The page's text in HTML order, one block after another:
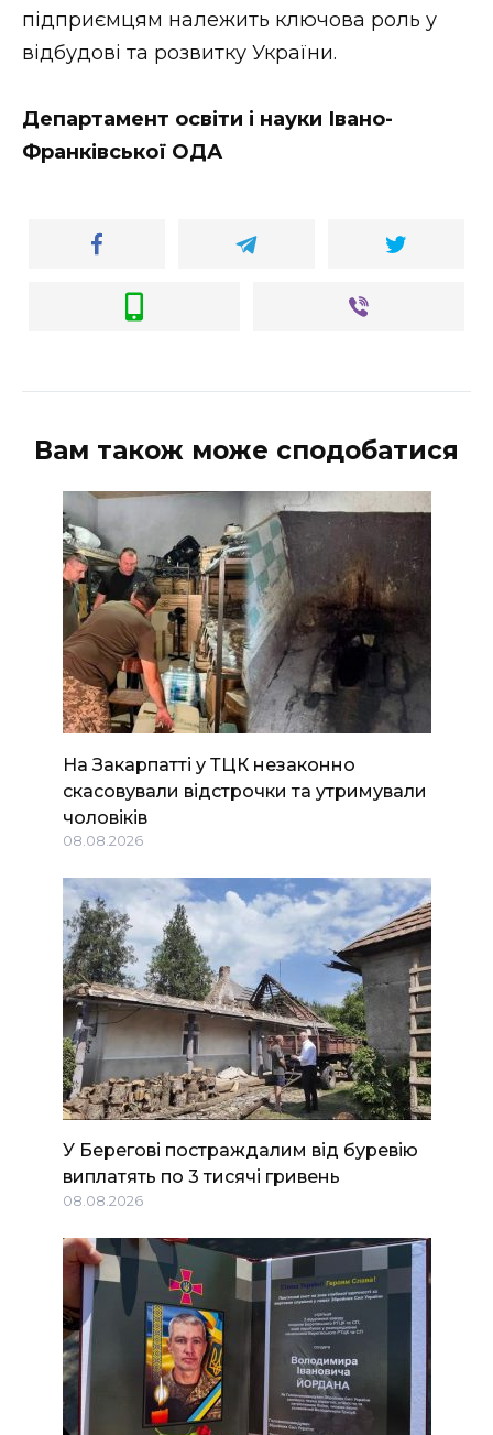
підприємцям належить ключова роль у
відбудові та розвитку України.
Департамент освіти і науки Івано-
Франківської ОДА
Вам також може сподобатися
На Закарпатті у ТЦК незаконно
скасовували відстрочки та утримували
чоловіків
08.08.2026
У Берегові постраждалим від буревію
виплатять по 3 тисячі гривень
08.08.2026